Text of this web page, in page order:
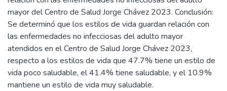
mayor del Centro de Salud Jorge Chávez 2023. Conclusión:
Se determinó que los estilos de vida guardan relación con
las enfermedades no infecciosas del adulto mayor
atendidos en el Centro de Salud Jorge Chávez 2023,
respecto a los estilos de vida que 47.7% tiene un estilo de
vida poco saludable, el 41.4% tiene saludable, y el 10.9%
mantiene un estilo de vida muy saludable.